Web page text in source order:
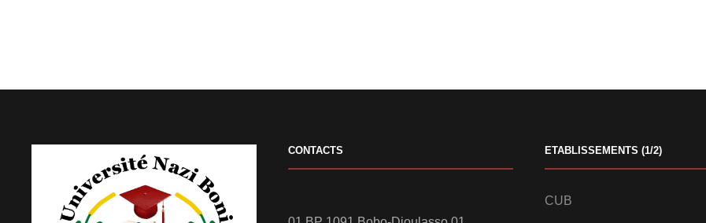
CONTACTS ETABLISSEMENTS (1/2)
CUB